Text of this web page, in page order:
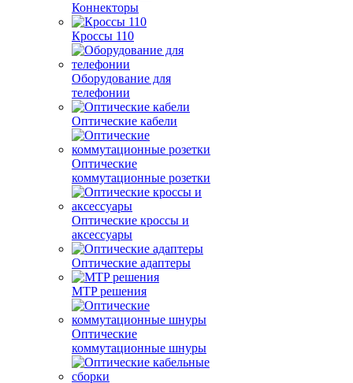
Коннекторы
Кроссы 110
Оборудование для
телефонии
Оптические кабели
Оптические
коммутационные розетки
Оптические кроссы и
аксессуары
Оптические адаптеры
MTP решения
Оптические
коммутационные шнуры